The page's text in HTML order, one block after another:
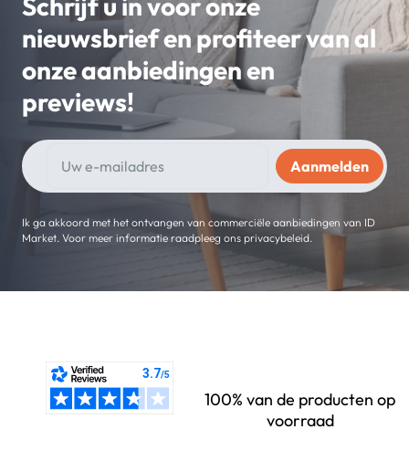
nieuwsbrief en profiteer van al
onze aanbiedingen en
previews!
Ik ga akkoord met het ontvangen van commerciële aanbiedingen van ID
Market. Voor meer informatie raadpleeg ons privacybeleid.
100% van de producten op
voorraad